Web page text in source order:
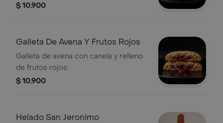
$ 10.900
Galleta De Avena Y Frutos Rojos
Galleta de avena con canela y relleno
de frutos rojos.
$ 10.900
Helado San Jeronimo